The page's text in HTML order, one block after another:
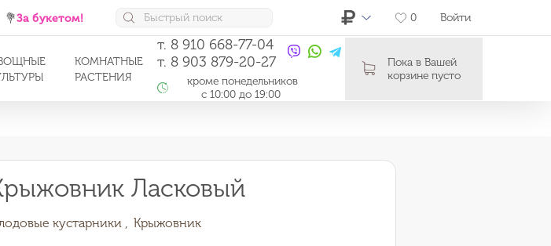
💐За букетом! 0 Войти
КОМНАТНЫЕ
РАСТЕНИЯ
т. 8 910 668-77-04
т. 8 903 879-20-27
кроме понедельников
с 10:00 до 19:00
Пока в Вашей
корзине пусто
Ласковый
кустарники , Крыжовник